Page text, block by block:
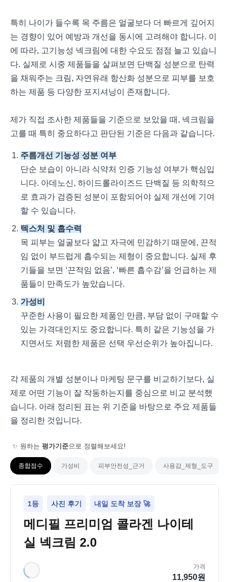
특히 나이가 들수록 목 주름은 얼굴보다 더 빠르게 깊어지
는 경향이 있어 예방과 개선을 동시에 고려해야 합니다. 이
에 따라, 고기능성 넥크림에 대한 수요도 점점 늘고 있습니
다. 실제로 시중 제품들을 살펴보면 단백질 성분으로 탄력
을 채워주는 크림, 자연유래 항산화 성분으로 피부를 보호
하는 제품 등 다양한 포지셔닝이 존재합니다.
제가 직접 조사한 제품들을 기준으로 보았을 때, 넥크림을
고를 때 특히 중요하다고 판단된 기준은 다음과 같습니다.
주름개선 기능성 성분 여부
단순 보습이 아니라 식약처 인증 기능성 여부가 핵심입
니다. 아데노신, 하이드롤라이즈드 단백질 등 의학적으
로 효과가 검증된 성분이 포함되어야 실제 개선에 기여
할 수 있습니다.
텍스처 및 흡수력
목 피부는 얼굴보다 얇고 자극에 민감하기 때문에, 끈적
임 없이 부드럽게 흡수되는 제형이 중요합니다. 실제 후
기들을 보면 ‘끈적임 없음’, ‘빠른 흡수감’을 언급하는 제
품들이 만족도가 높았습니다.
가성비
꾸준한 사용이 필요한 제품인 만큼, 부담 없이 구매할 수
있는 가격대인지도 중요합니다. 특히 같은 기능성을 가
지면서도 저렴한 제품은 선택 우선순위가 높아집니다.
각 제품의 개별 성분이나 마케팅 문구를 비교하기보다, 실
제로 어떤 기능이 잘 작동하는지를 중심으로 비교 분석했
습니다. 아래 정리된 표는 위 기준을 바탕으로 주요 제품들
을 정리한 것입니다.
✨ 원하는 평가기준으로 정렬해보세요!
종합점수 가성비 피부안전성_근거 사용감_제형_도구
1등 사진 후기 내일 도착 보장 🚀
메디필 프리미엄 콜라겐 나이테
실 넥크림 2.0
가격
11,950원